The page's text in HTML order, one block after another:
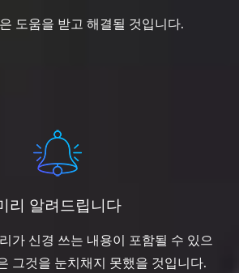
도움을 받고 해결될 것입니다.
리 알려드립니다
가 신경 쓰는 내용이 포함될 수 있으
그것을 눈치채지 못했을 것입니다.